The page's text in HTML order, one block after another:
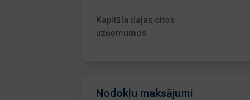
Kapitāla daļas citos
uzņēmumos
Nodokļu maksājumi